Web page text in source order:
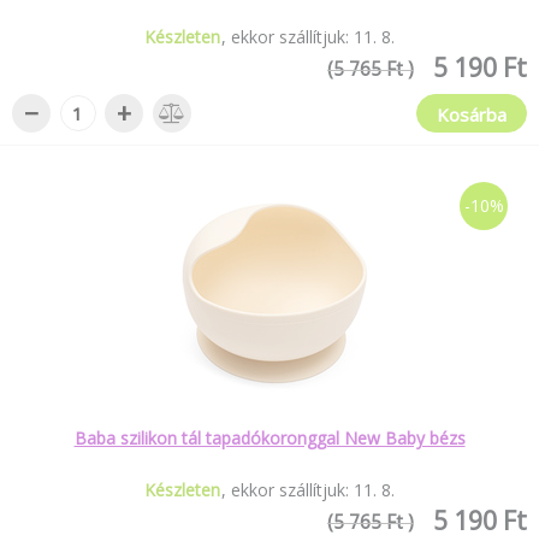
Készleten ekkor szállítjuk: 11 . 8.
5 190 Ft
(5 765 Ft )
− + Kosárba
-10%
Baba szilikon tál tapadókoronggal New Baby bézs
Készleten ekkor szállítjuk: 11 . 8.
5 190 Ft
(5 765 Ft )